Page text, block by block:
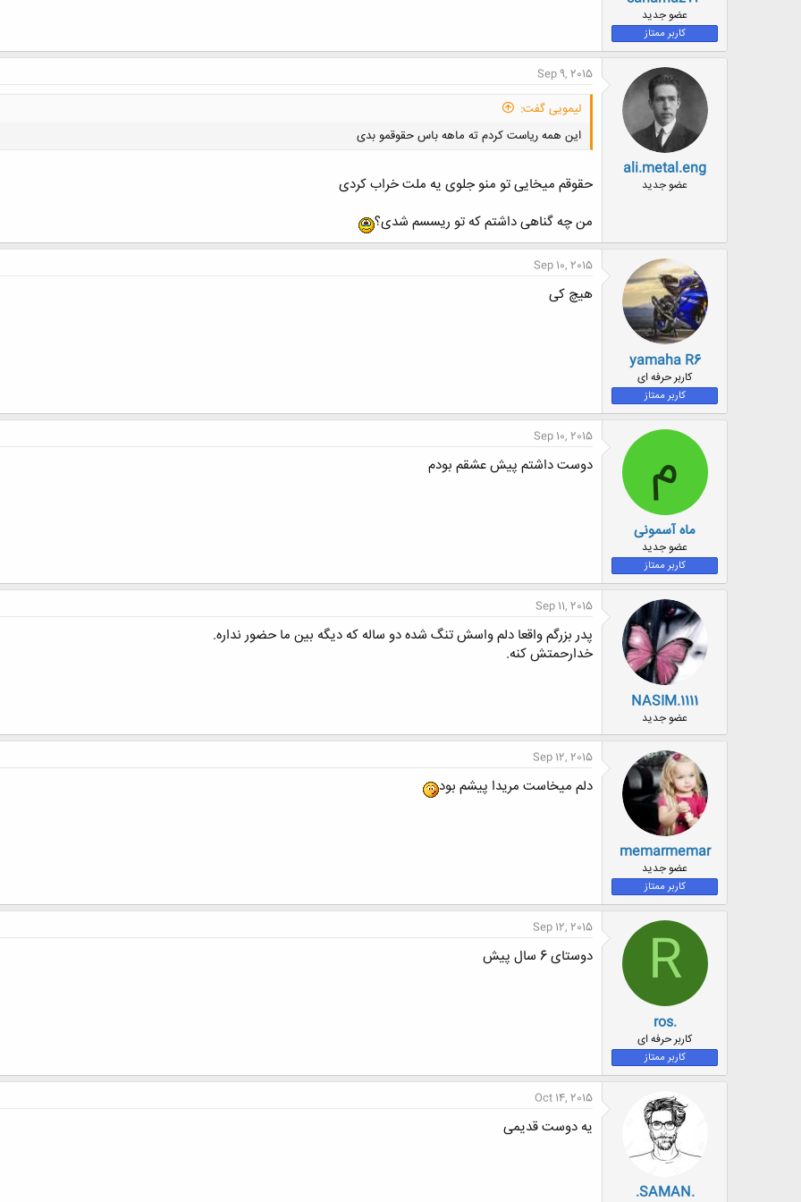
عضو جدید
کاربر ممتاز
ali.metal.eng
عضو جدید
Sep 9, 2015
لیمویی گفت:
این همه ریاست کردم ته ماهه باس حقوقمو بدی
کلیک کنید تا باز شود...
حقوقم میخایی تو منو جلوی یه ملت خراب کردی
من چه گناهی داشتم که تو ریسسم شدی؟
yamaha R6
کاربر حرفه ای
کاربر ممتاز
Sep 10, 2015
هیچ کی
م
ماه آسمونی
عضو جدید
کاربر ممتاز
Sep 10, 2015
دوست داشتم پیش عشقم بودم
NASIM.1111
عضو جدید
Sep 11, 2015
پدر بزرگم واقعا دلم واسش تنگ شده دو ساله که دیگه بین ما حضور نداره.
خدارحمتش کنه.
memarmemar
عضو جدید
کاربر ممتاز
Sep 12, 2015
دلم میخاست مریدا پیشم بود
R
ros.
کاربر حرفه ای
کاربر ممتاز
Sep 12, 2015
دوستای 6 سال پیش
.SAMAN.
Oct 14, 2015
یه دوست قدیمی